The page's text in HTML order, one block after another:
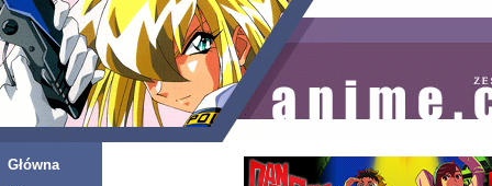
Główna